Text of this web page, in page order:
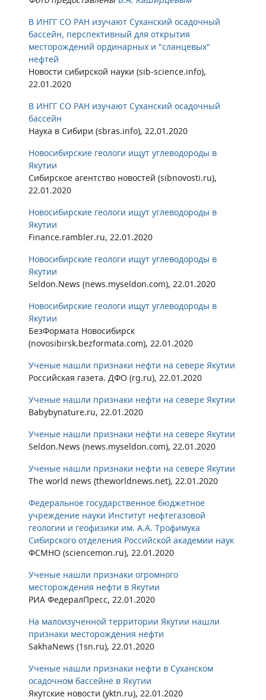
В ИНГГ СО РАН изучают Суханский осадочный
бассейн, перспективный для открытия
месторождений ординарных и "сланцевых"
нефтей
Новости сибирской науки (sib-science.info),
22.01.2020
В ИНГГ СО РАН изучают Суханский осадочный
бассейн
Наука в Сибири (sbras.info), 22.01.2020
Новосибирские геологи ищут углеводороды в
Якутии
Сибирское агентство новостей (sibnovosti.ru),
22.01.2020
Новосибирские геологи ищут углеводороды в
Якутии
Finance.rambler.ru, 22.01.2020
Новосибирские геологи ищут углеводороды в
Якутии
Seldon.News (news.myseldon.com), 22.01.2020
Новосибирские геологи ищут углеводороды в
Якутии
БезФормата Новосибирск
(novosibirsk.bezformata.com), 22.01.2020
Ученые нашли признаки нефти на севере Якутии
Российская газета. ДФО (rg.ru), 22.01.2020
Ученые нашли признаки нефти на севере Якутии
Babybynature.ru, 22.01.2020
Ученые нашли признаки нефти на севере Якутии
Seldon.News (news.myseldon.com), 22.01.2020
Ученые нашли признаки нефти на севере Якутии
The world news (theworldnews.net), 22.01.2020
Федеральное государственное бюджетное
учреждение науки Институт нефтегазовой
геологии и геофизики им. А.А. Трофимука
Сибирского отделения Российской академии наук
ФСМНО (sciencemon.ru), 22.01.2020
Ученые нашли признаки огромного
месторождения нефти в Якутии
РИА ФедералПресс, 22.01.2020
На малоизученной территории Якутии нашли
признаки месторождения нефти
SakhaNews (1sn.ru), 22.01.2020
Ученые нашли признаки нефти в Суханском
осадочном бассейне в Якутии
Якутские новости (yktn.ru), 22.01.2020